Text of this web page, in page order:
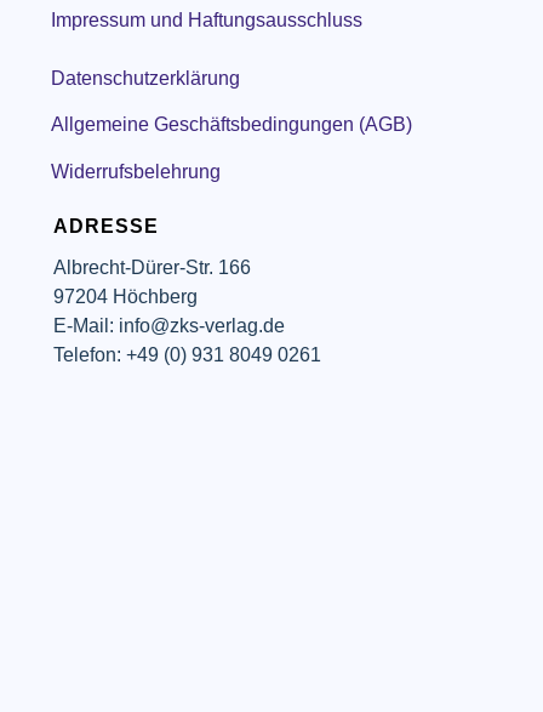
ADRESSE
Albrecht-Dürer-Str. 166
97204 Höchberg
E-Mail: info@zks-verlag.de
Telefon: +49 (0) 931 8049 0261
Impressum und Haftungsausschluss
Datenschutzerklärung
Allgemeine Geschäftsbedingungen (AGB)
Widerrufsbelehrung